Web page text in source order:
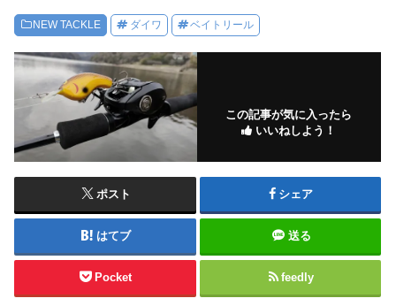
NEW TACKLE ダイワ ベイトリール
この記事が気に入ったら
いいねしよう！
ポスト シェア
はてブ 送る
Pocket feedly